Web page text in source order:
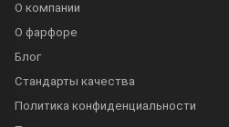
О компании
О фарфоре
Блог
Стандарты качества
Политика конфиденциальности